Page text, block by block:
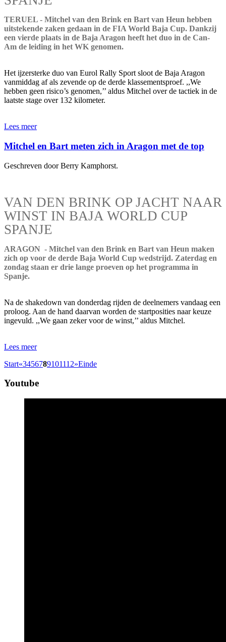
TERUEL - Mitchel van den Brink en Bart van Heun hebben
uitstekende zaken gedaan in de FIA World Baja Cup. Dankzij
een vierde plaats in de Baja Aragon heeft het duo in de Can-
Am de leiding in het WK genomen.
Het ijzersterke duo van Eurol Rally Sport sloot de Baja Aragon
vanmiddag af als zevende op de derde klassementsproef. ,,We
hebben geen risico’s genomen,’’ aldus Mitchel over de tactiek in de
laatste stage over 132 kilometer.
Lees meer
Mitchel en Bart meten zich in Aragon met de top
Geschreven door Berry Kamphorst.
VAN DEN BRINK OP JACHT NAAR
WINST IN BAJA WORLD CUP
SPANJE
ARAGON - Mitchel van den Brink en Bart van Heun maken
zich op voor de derde Baja World Cup wedstrijd. Zaterdag en
zondag staan er drie lange proeven op het programma in
Spanje.
Na de shakedown van donderdag rijden de deelnemers vandaag een
proloog. Aan de hand daarvan worden de startposities naar keuze
ingevuld. ,,We gaan zeker voor de winst,’’ aldus Mitchel.
Lees meer
Start«3456789101112»Einde
Youtube